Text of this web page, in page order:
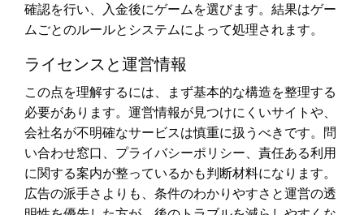
確認を行い、入金後にゲームを選びます。結果はゲー
ムごとのルールとシステムによって処理されます。
ライセンスと運営情報
この点を理解するには、まず基本的な構造を整理する
必要があります。運営情報が見つけにくいサイトや、
会社名が不明確なサービスは慎重に扱うべきです。問
い合わせ窓口、プライバシーポリシー、責任ある利用
に関する案内が整っているかも判断材料になります。
広告の派手さよりも、条件のわかりやすさと運営の透